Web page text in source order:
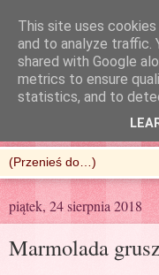
R'n'G
piątek, 24 sierpnia 2018
Marmolada
This site uses
and to analyze traffic.
shared with Google
metrics to ensure
statistics, and to